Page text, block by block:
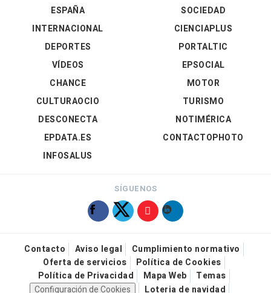
ESPAÑA
INTERNACIONAL
DEPORTES
VÍDEOS
SOCIEDAD
CIENCIAPLUS
PORTALTIC
EPSOCIAL
CHANCE
CULTURAOCIO
DESCONECTA
EPDATA.ES
INFOSALUS
MOTOR
TURISMO
NOTIMÉRICA
CONTACTOPHOTO
SÍGUENOS
Contacto Aviso legal
Cumplimiento normativo
Oferta de servicios
Política de Cookies
Política de Privacidad
Mapa Web
Temas
Configuración de Cookies
Loteria de navidad